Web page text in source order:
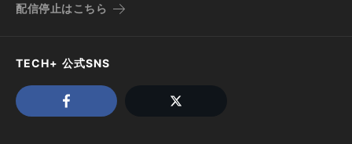
配信停止はこちら
TECH+ 公式SNS